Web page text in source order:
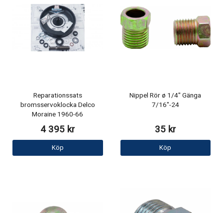
Reparationssats
bromsservoklocka Delco
Moraine 1960-66
4 395 kr
Köp
Nippel Rör ø 1/4" Gänga
7/16"-24
35 kr
Köp